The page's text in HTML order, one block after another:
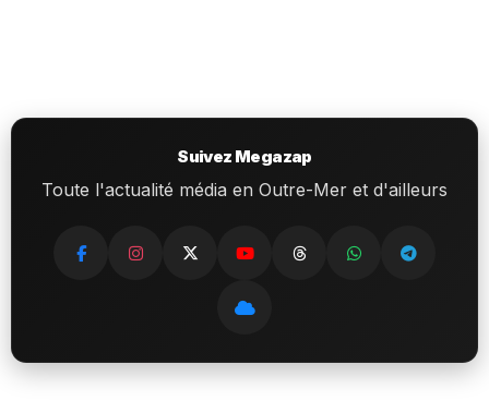
Suivez Megazap
Toute l'actualité média en Outre-Mer et d'ailleurs